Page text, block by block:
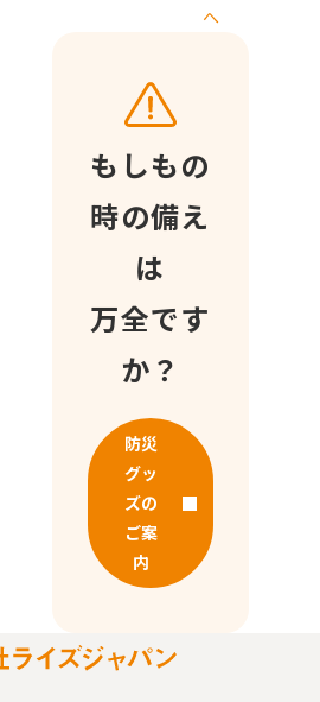
へ
もしもの
時の備え
は
万全です
か？
防災
グッ
ズの
ご案
内